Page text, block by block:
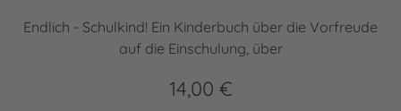
Endlich - Schulkind! Ein Kinderbuch über die Vorfreude
auf die Einschulung, über
14,00 €